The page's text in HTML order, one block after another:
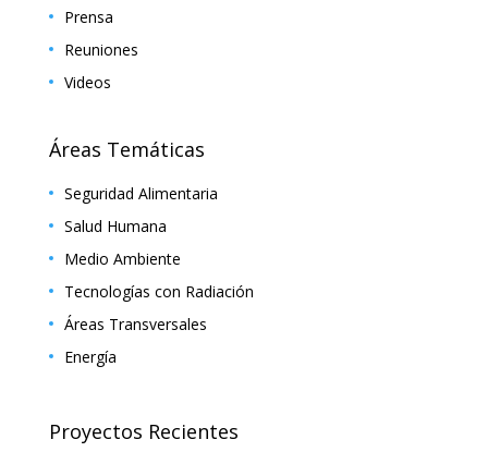
Prensa
Reuniones
Videos
Áreas Temáticas
Seguridad Alimentaria
Salud Humana
Medio Ambiente
Tecnologías con Radiación
Áreas Transversales
Energía
Proyectos Recientes